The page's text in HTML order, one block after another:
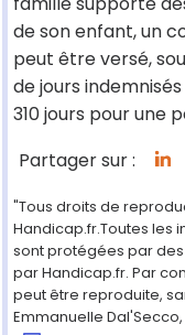
de son enfant, un
peut être versé,
de jours
310 jours pour une
Partager sur :
"Tous droits de
Handicap.fr.Toutes les
sont protégées par
par Handicap.fr. Par
peut être reproduite,
Emmanuelle